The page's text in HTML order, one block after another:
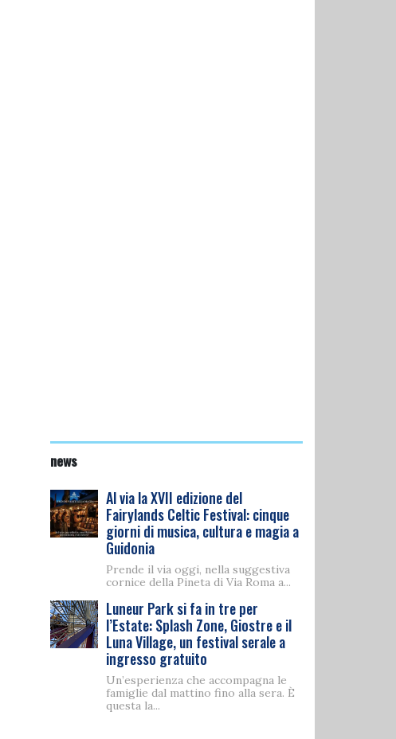
news
Al via la XVII edizione del
Fairylands Celtic Festival: cinque
giorni di musica, cultura e magia a
Guidonia
Prende il via oggi, nella suggestiva
cornice della Pineta di Via Roma a...
Luneur Park si fa in tre per
l’Estate: Splash Zone, Giostre e il
Luna Village, un festival serale a
ingresso gratuito
Un’esperienza che accompagna le
famiglie dal mattino fino alla sera. È
questa la...